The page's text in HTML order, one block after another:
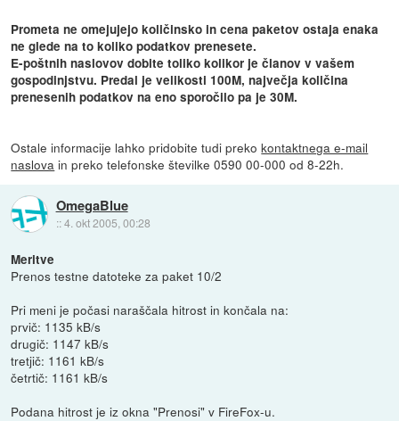
Prometa ne omejujejo količinsko in cena paketov ostaja enaka
ne glede na to koliko podatkov prenesete.
E-poštnih naslovov dobite toliko kolikor je članov v vašem
gospodinjstvu. Predal je velikosti 100M, največja količina
prenesenih podatkov na eno sporočilo pa je 30M.
Ostale informacije lahko pridobite tudi prekokontaktnega e-mail
naslova in preko telefonske številke 0590 00-000 od 8-22h.
OmegaBlue
::4. okt 2005, 00:28
Meritve
Prenos testne datoteke za paket 10/2
Pri meni je počasi naraščala hitrost in končala na:
prvič: 1135 kB/s
drugič: 1147 kB/s
tretjič: 1161 kB/s
četrtič: 1161 kB/s
Podana hitrost je iz okna "Prenosi" v FireFox-u.